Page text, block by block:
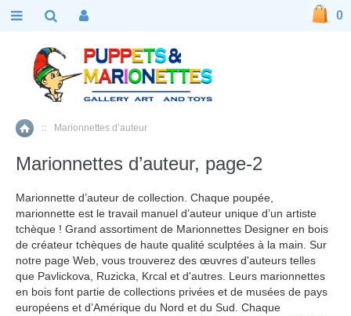
Accueil
:: Marionnettes d’auteur
Marionnettes d’auteur, page-2
Marionnette d’auteur de collection. Chaque poupée,
marionnette est le travail manuel d’auteur unique d’un artiste
tchèque ! Grand assortiment de Marionnettes Designer en bois
de créateur tchèques de haute qualité sculptées à la main. Sur
notre page Web, vous trouverez des œuvres d'auteurs telles
que Pavlickova, Ruzicka, Krcal et d'autres. Leurs marionnettes
en bois font partie de collections privées et de musées de pays
européens et d’Amérique du Nord et du Sud. Chaque
0